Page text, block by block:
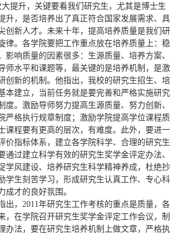
大提升，关键要看我们研究生，尤其是博士生
升，是否培养出了真正符合国家发展需求、具
创新人才。未来十年，提高培养质量是我们研
律。各学院要把工作重点放在培养质量上：稳
影响质量的因素很多：生源质量、培养方案、
师水平和课题等，最关键的是培养机制，是激
创新的机制。他指出，我校的研究生招生、培
本建立，当前任务就是要完善和严格实施研究
度。激励导师努力提高生源质量、努力创新、
严格执行规章制度；激励学院提高学位课程质
课程要有更高的层次，有难度。此外，要进一
价指标体系，建立各学院科学、合理的研究生
通过建立科学有效的研究生奖学金评定办法、
学风建设、培养研究生科学精神养成，杜绝抄
学生刻苦学习，形成研究生认真工作、专心科
成才的良好氛围。
出，2011年研究生工作考核的重点是质量，各
，在学院召开研究生奖学金评定工作会议，制
办法，要在研究生培养机制上做文章，严格执